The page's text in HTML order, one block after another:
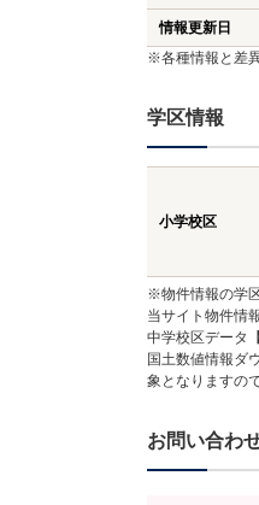
情報更新日
※各種情報と差
学区情報
小学校区
※物件情報の学
当サイト物件情
中学校区データ
国土数値情報ダ
象となりますの
お問い合わ